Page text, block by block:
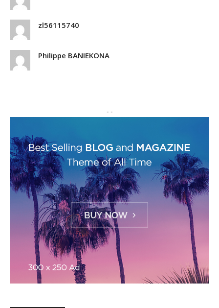
zl56115740
Philippe BANIEKONA
- -